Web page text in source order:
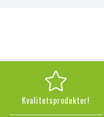
Kvalitetsprodukter!